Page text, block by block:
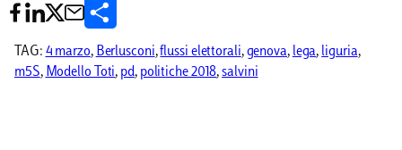
o
n
TAG: 4 marzo, Berlusconi, flussi elettorali, genova, lega, liguria ,
m5S, Modello Toti, pd, politiche 2018, salvini